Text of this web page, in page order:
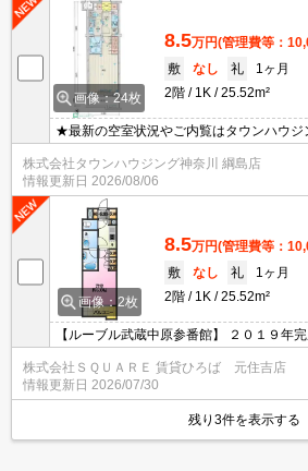
画像：24枚
8.5万円(管理費等：
敷
なし 礼
1ヶ月
2階
1K 25.52m²
★最新の空室状況やご内覧はタウンハウ
株式会社タウンハウジング神奈川 綱島店
情報更新日 2026/08/06
画像：2枚
8.5万円(管理費等：
敷
なし 礼
1ヶ月
2階
1K 25.52m²
【ルーブル武蔵中原参番館】 ２０１９年
株式会社ＳＱＵＡＲＥ 賃貸ひろば 元住吉店
情報更新日 2026/07/30
残り3件を表示する